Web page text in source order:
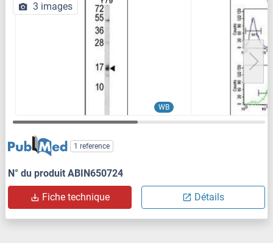
WB
3 images
1 reference
N° du produit ABIN650724
Fiche technique Détails